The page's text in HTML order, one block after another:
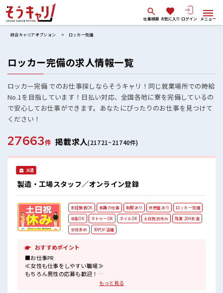
仕事検索 お気に入り ログイン メニュー
綜合キャリアオプション ロッカー完備
ロッカー完備の求人情報一覧
ロッカー完備 でのお仕事探しならそうキャリ！同じ就業場所での時給
No.1を目指しています！日払い対応、全国各地に寮を完備しているの
で安心してお仕事ができます。あなたにぴったりのお仕事を見つけて
ください！
27663件 掲載求人(21721~21740件)
派遣
製造・工場スタッフ／オンライン登録
未経験者OK 長期の仕事 制服あり 休憩室あり
ロッカー完備
染髪OK
タトゥーOK ネイルOK 土日祝日休み
残業 20H未満
女性多め
30代が活躍
おすすめポイント
■お仕事PR
≪女性も仕事をしやすい職場≫
もちろん男性の応募も歓迎！
もっと見る